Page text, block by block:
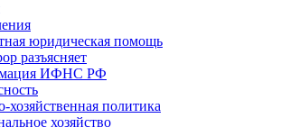
юридическая помощь
разъясняет
ИФНС РФ
хозяйственная политика
хозяйство